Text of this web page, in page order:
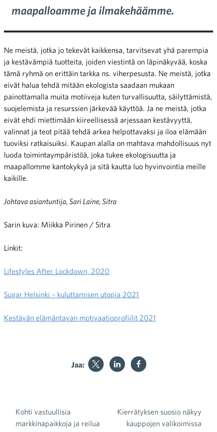
maapalloamme ja ilmakehäämme.
Ne meistä, jotka jo tekevät kaikkensa, tarvitsevat yhä parempia
ja kestävämpiä tuotteita, joiden viestintä on läpinäkyvää, koska
tämä ryhmä on erittäin tarkka ns. viherpesusta. Ne meistä, jotka
eivät halua tehdä mitään ekologista saadaan mukaan
painottamalla muita motiiveja kuten turvallisuutta, säilyttämistä,
suojelemista ja resurssien järkevää käyttöä. Ja ne meistä, jotka
eivät ehdi miettimään kiireellisessä arjessaan kestävyyttä,
valinnat ja teot pitää tehdä arkea helpottavaksi ja iloa elämään
tuoviksi ratkaisuiksi. Kaupan alalla on mahtava mahdollisuus nyt
luoda toimintaympäristöä, joka tukee ekologisuutta ja
maapallomme kantokykyä ja sitä kautta luo hyvinvointia meille
kaikille.
Johtava asiantuntija, Sari Laine, Sitra
Sarin kuva: Miikka Pirinen / Sitra
Linkit:
Lifestyles After Lockdown, 2020
Sugar Helsinki – kuluttamisen utopia 2021
Kestävän elämäntavan motivaatioprofiilit 2021
Jaa:
Artikkelien selaus
Kohti vastuullisia
markkinapaikkoja ja reilua
Kierrätyksen suosio näkyy
kauppojen valikoimissa